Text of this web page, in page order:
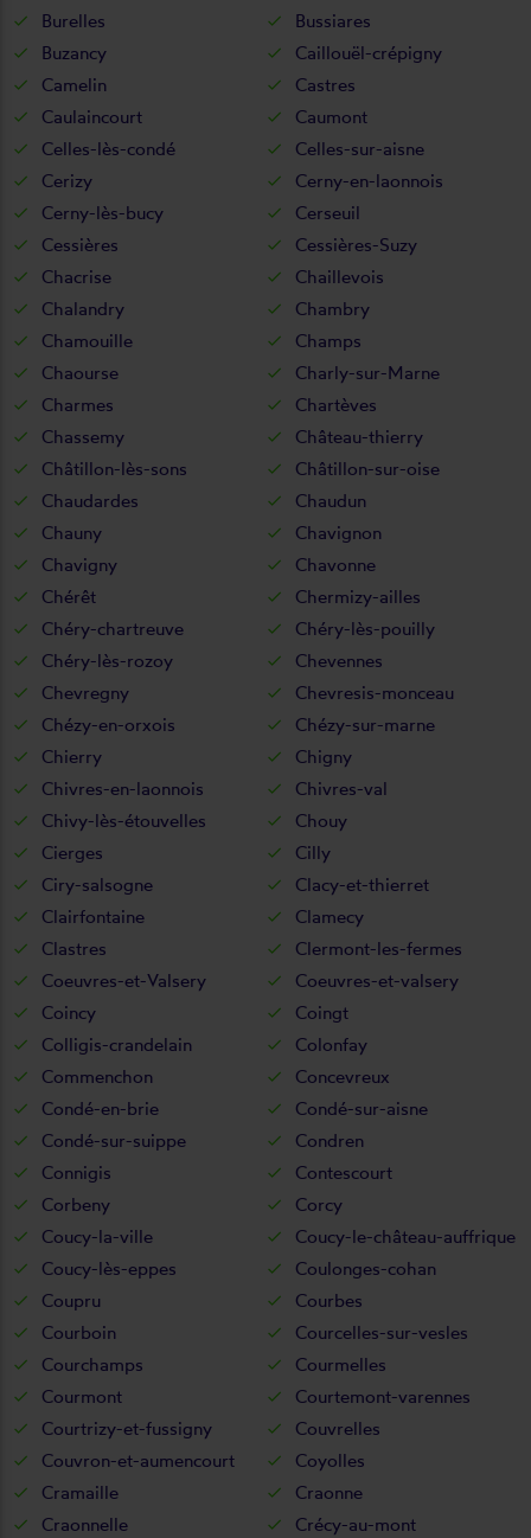
Burelles
Bussiares
Buzancy
Caillouël-crépigny
Camelin
Castres
Caulaincourt
Caumont
Celles-lès-condé
Celles-sur-aisne
Cerizy
Cerny-en-laonnois
Cerny-lès-bucy
Cerseuil
Cessières
Cessières-Suzy
Chacrise
Chaillevois
Chalandry
Chambry
Chamouille
Champs
Chaourse
Charly-sur-Marne
Charmes
Chartèves
Chassemy
Château-thierry
Châtillon-lès-sons
Châtillon-sur-oise
Chaudardes
Chaudun
Chauny
Chavignon
Chavigny
Chavonne
Chérêt
Chermizy-ailles
Chéry-chartreuve
Chéry-lès-pouilly
Chéry-lès-rozoy
Chevennes
Chevregny
Chevresis-monceau
Chézy-en-orxois
Chézy-sur-marne
Chierry
Chigny
Chivres-en-laonnois
Chivres-val
Chivy-lès-étouvelles
Chouy
Cierges
Cilly
Ciry-salsogne
Clacy-et-thierret
Clairfontaine
Clamecy
Clastres
Clermont-les-fermes
Coeuvres-et-Valsery
Coeuvres-et-valsery
Coincy
Coingt
Colligis-crandelain
Colonfay
Commenchon
Concevreux
Condé-en-brie
Condé-sur-aisne
Condé-sur-suippe
Condren
Connigis
Contescourt
Corbeny
Corcy
Coucy-la-ville
Coucy-le-château-auffrique
Coucy-lès-eppes
Coulonges-cohan
Coupru
Courbes
Courboin
Courcelles-sur-vesles
Courchamps
Courmelles
Courmont
Courtemont-varennes
Courtrizy-et-fussigny
Couvrelles
Couvron-et-aumencourt
Coyolles
Cramaille
Craonne
Craonnelle
Crécy-au-mont